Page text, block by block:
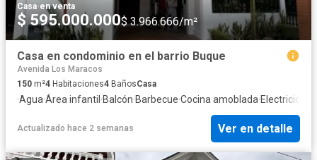
Casa·en venta
$ 595.000.000$ 3.966.666/m²
Casa en condominio en el barrio Buque
Avenida Los Maracos
150 m²4 Habitaciones4 BañosCasa
·Agua·Área infantil ·Balcón·Barbecue·Cocina amoblada·Electricidad
Actualizado hace 2 semanas Ver en detalle